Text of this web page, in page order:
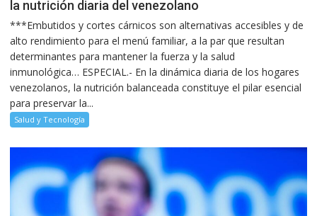
la nutrición diaria del venezolano
***Embutidos y cortes cárnicos son alternativas accesibles y de
alto rendimiento para el menú familiar, a la par que resultan
determinantes para mantener la fuerza y la salud
inmunológica… ESPECIAL.- En la dinámica diaria de los hogares
venezolanos, la nutrición balanceada constituye el pilar esencial
para preservar la...
Salud y Tecnología